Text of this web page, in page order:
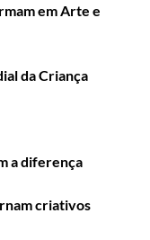
em Arte e
da Criança
a diferença
criativos